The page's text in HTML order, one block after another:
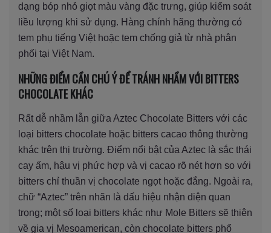
dạng bóp nhỏ giọt màu vàng đặc trưng, giúp kiểm soát
liều lượng khi sử dụng. Hàng chính hãng thường có
tem phụ tiếng Việt hoặc tem chống giả từ nhà phân
phối tại Việt Nam.
NHỮNG ĐIỂM CẦN CHÚ Ý ĐỂ TRÁNH NHẦM VỚI BITTERS
CHOCOLATE KHÁC
Rất dễ nhầm lẫn giữa Aztec Chocolate Bitters với các
loại bitters chocolate hoặc bitters cacao thông thường
khác trên thị trường. Điểm nổi bật của Aztec là sắc thái
cay ấm, hậu vị phức hợp và vị cacao rõ nét hơn so với
bitters chỉ thuần vị chocolate ngọt hoặc đắng. Ngoài ra,
chữ “Aztec” trên nhãn là dấu hiệu nhận diện quan
trọng; một số loại bitters khác như Mole Bitters sẽ thiên
về gia vị Mesoamerican, còn chocolate bitters phổ